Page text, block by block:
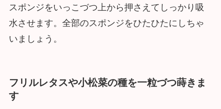
スポンジをいっこづつ上から押さえてしっかり吸
水させます。全部のスポンジをひたひたにしちゃ
いましょう。
フリルレタスや小松菜の種を一粒づつ蒔きま
す